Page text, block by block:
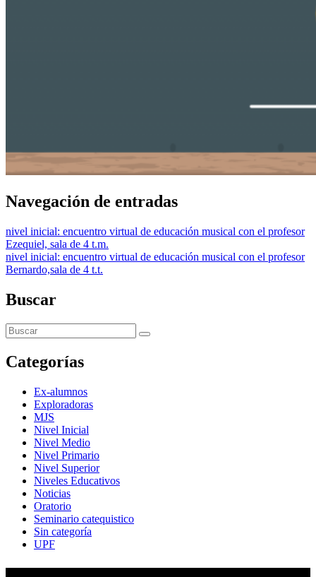
Navegación de entradas
nivel inicial: encuentro virtual de educación musical con el profesor
Ezequiel, sala de 4 t.m.
nivel inicial: encuentro virtual de educación musical con el profesor
Bernardo,sala de 4 t.t.
Buscar
Categorías
Ex-alumnos
Exploradoras
MJS
Nivel Inicial
Nivel Medio
Nivel Primario
Nivel Superior
Niveles Educativos
Noticias
Oratorio
Seminario catequistico
Sin categoría
UPF